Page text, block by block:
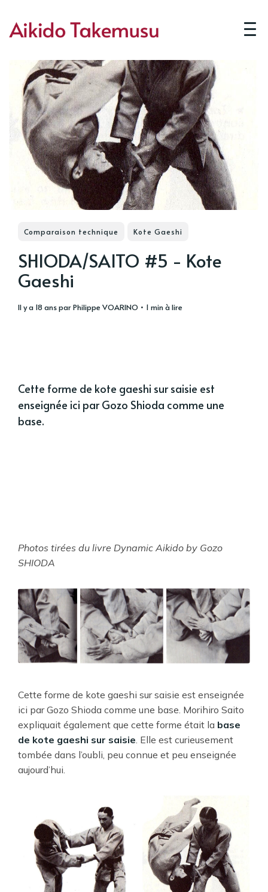
Comparaison technique Kote Gaeshi
SHIODA/SAITO #5 - Kote
Gaeshi
il y a 18 ansparPhilippe VOARINO • 1 min à lire
Cette forme de kote gaeshi sur saisie est
enseignée ici par Gozo Shioda comme une
base.
Photos tirées du livre Dynamic Aikido by Gozo
SHIODA
Cette forme de kote gaeshi sur saisie est enseignée
ici par Gozo Shioda comme une base. Morihiro Saito
expliquait également que cette forme était la base
de kote gaeshi sur saisie . Elle est curieusement
tombée dans l’oubli, peu connue et peu enseignée
aujourd’hui.